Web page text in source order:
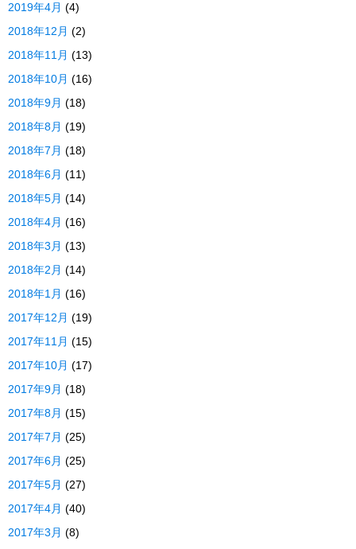
2019年4月 (4)
2018年12月 (2)
2018年11月 (13)
2018年10月 (16)
2018年9月 (18)
2018年8月 (19)
2018年7月 (18)
2018年6月 (11)
2018年5月 (14)
2018年4月 (16)
2018年3月 (13)
2018年2月 (14)
2018年1月 (16)
2017年12月 (19)
2017年11月 (15)
2017年10月 (17)
2017年9月 (18)
2017年8月 (15)
2017年7月 (25)
2017年6月 (25)
2017年5月 (27)
2017年4月 (40)
2017年3月 (8)